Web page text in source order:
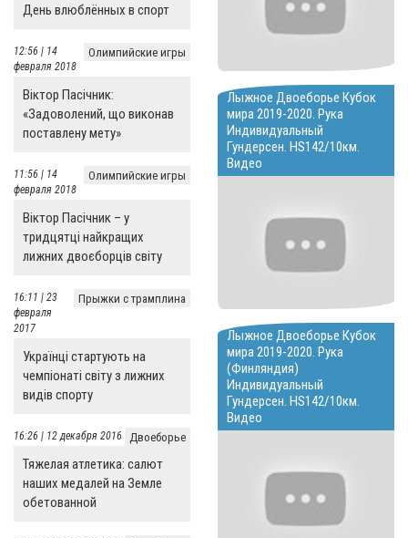
День влюблённых в спорт
Олимпийские игры
12:56 | 14
февраля 2018
Віктор Пасічник:
«Задоволений, що виконав
поставлену мету»
Олимпийские игры
11:56 | 14
февраля 2018
Віктор Пасічник – у
тридцятці найкращих
лижних двоєборців світу
Прыжки с трамплина
16:11 | 23
февраля
2017
Українці стартують на
чемпіонаті світу з лижних
видів спорту
Двоеборье
16:26 | 12 декабря 2016
Тяжелая атлетика: салют
наших медалей на Земле
обетованной
Лыжное Двоеборье Кубок
мира 2019-2020. Рука
Индивидуальный
Гундерсен. HS142/10км.
Видео
Лыжное Двоеборье Кубок
мира 2019-2020. Рука
(Финляндия)
Индивидуальный
Гундерсен. HS142/10км.
Видео